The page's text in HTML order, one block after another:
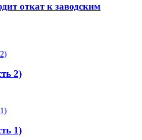
откат к заводским
2)
1)